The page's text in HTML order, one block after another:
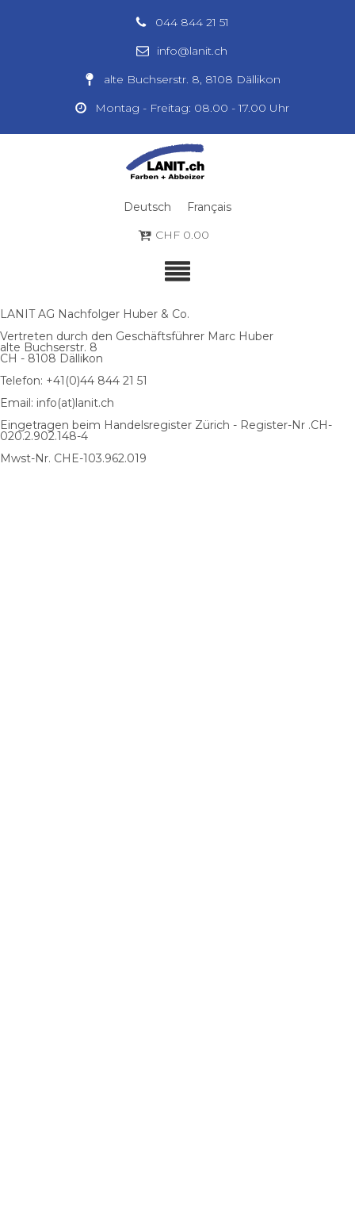
044 844 21 51
info@lanit.ch
alte Buchserstr. 8, 8108 Dällikon
Montag - Freitag: 08.00 - 17.00 Uhr
CHF 0.00
Deutsch Français
LANIT AG Nachfolger Huber & Co.
Vertreten durch den Geschäftsführer Marc Huber
alte Buchserstr. 8
CH - 8108 Dällikon
Telefon: +41(0)44 844 21 51
Email: info(at)lanit.ch
Eingetragen beim Handelsregister Zürich - Register-Nr .CH-
020.2.902.148-4
Mwst-Nr. CHE-103.962.019